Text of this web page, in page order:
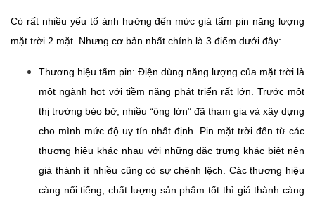
Có rất nhiều yếu tố ảnh hưởng đến mức giá tấm pin năng lượng
mặt trời 2 mặt. Nhưng cơ bản nhất chính là 3 điểm dưới đây:
Thương hiệu tấm pin: Điện dùng năng lượng của mặt trời là
một ngành hot với tiềm năng phát triển rất lớn. Trước một
thị trường béo bở, nhiều “ông lớn” đã tham gia và xây dựng
cho mình mức độ uy tín nhất định. Pin mặt trời đến từ các
thương hiệu khác nhau với những đặc trưng khác biệt nên
giá thành ít nhiều cũng có sự chênh lệch. Các thương hiệu
càng nổi tiếng, chất lượng sản phẩm tốt thì giá thành càng